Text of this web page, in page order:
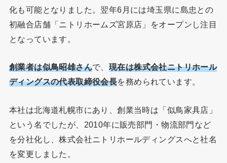
化も可能となりました。翌年6月には埼玉県に島忠との
初融合店舗「ニトリホームズ宮原店」をオープンし注目
となっています。
創業者は似鳥昭雄さんで、 現在は株式会社ニトリホール
ディングスの代表取締役会長を務められています。
本社は北海道札幌市にあり、創業当時は「似鳥家具店」
という名でしたが、2010年に販売部門・物流部門など
を分社化し、株式会社ニトリホールディングスへと社名
を変更しました。